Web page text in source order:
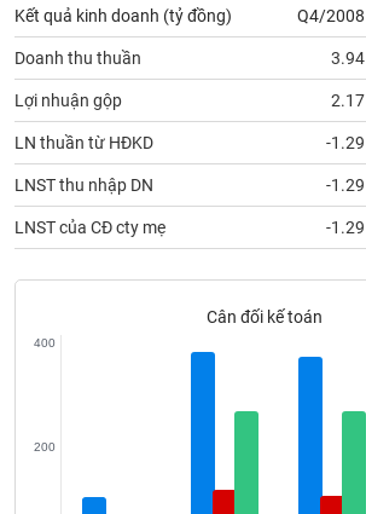
Kết quả kinh doanh (tỷ đồng) Q4/2008
Doanh thu thuần 3.94
Lợi nhuận gộp 2.17
LN thuần từ HĐKD -1.29
LNST thu nhập DN -1.29
LNST của CĐ cty mẹ -1.29
Cân đối kế toán
200
400
Báo
cáo
phân
tích
(-)
Thuật
ngữ
(-)
Dịch